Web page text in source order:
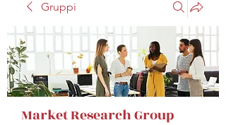
Gruppi
Market Research Group